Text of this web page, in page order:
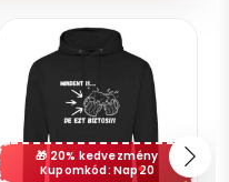
20% kedvezmény
Kupomkód: Nap20